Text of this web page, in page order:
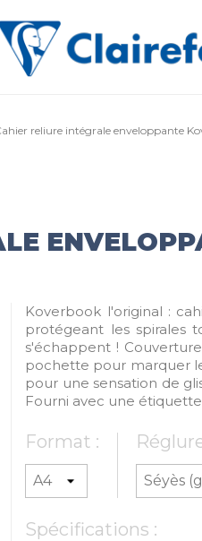
reliure intégrale enveloppante
Koverbook l'original :
protégeant les spirales
s'échappent !
pochette pour marquer
pour une sensation de
Fourni avec une
Format :
Spécifications :